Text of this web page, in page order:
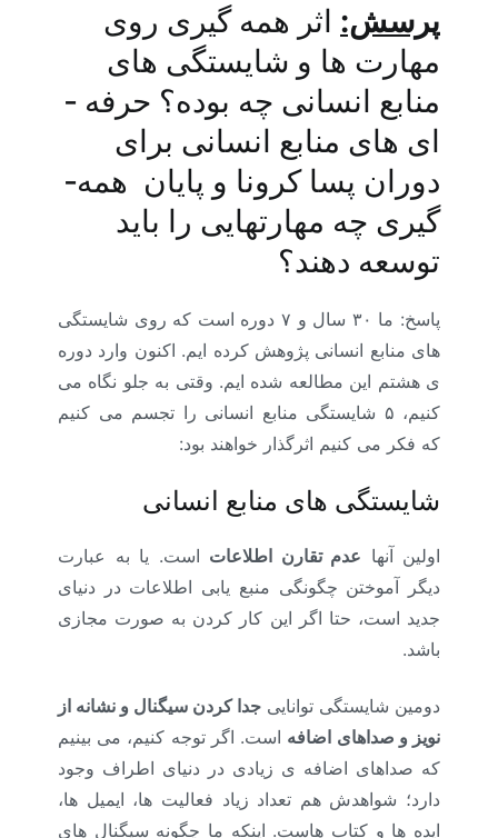
پرسش: اثر همه ­گیری روی
مهارت­ ها و شایستگی ­های
منابع انسانی چه بوده؟ حرفه ­
ای­ های منابع انسانی برای
دوران پسا کرونا و پایان همه­
گیری چه مهارت­هایی را باید
توسعه دهند؟
پاسخ: ما ۳۰ سال و ۷ دوره است که روی شایستگی
های منابع انسانی پژوهش کرده ایم. اکنون وارد دوره
ی هشتم این مطالعه شده ایم. وقتی به جلو نگاه می
کنیم، ۵ شایستگی منابع انسانی را تجسم می کنیم
که فکر می کنیم اثرگذار خواهند بود:
شایستگی های منابع انسانی
اولین آنها عدم تقارن اطلاعات است. یا به عبارت
دیگر آموختن چگونگی منبع یابی اطلاعات در دنیای
جدید است، حتا اگر این کار کردن به صورت مجازی
باشد.
دومین شایستگی توانایی جدا کردن سیگنال و نشانه از
نویز و صداهای اضافه است. اگر توجه کنیم، می بینیم
که صداهای اضافه ی زیادی در دنیای اطراف وجود
دارد؛ شواهدش هم تعداد زیاد فعالیت ها، ایمیل ها،
ایده ها و کتاب هاست. اینکه ما چگونه سیگنال های